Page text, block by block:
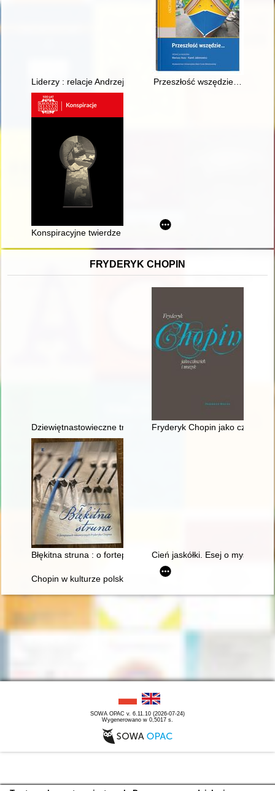
Liderzy : relacje Andrzeja Rozpłochowskiego, Leszka
Przeszłość wszędzie…
Konspiracyjne twierdze okupowanego Poznania : 1939-1945
FRYDERYK CHOPIN
Dziewiętnastowieczne transkrypcje utworów Fryderyka
Fryderyk Chopin jako człowiek
Błękitna struna : o fortepianach romantycznych Fryderyka
Cień jaskółki. Esej o myślach
Chopin w kulturze polskiej
SOWA OPAC v. 6.11.10 (2026-07-24)
Wygenerowano w 0,5017 s.